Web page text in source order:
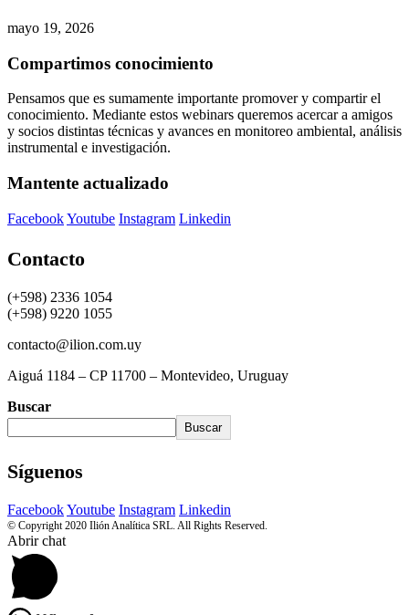
mayo 19, 2026
Compartimos conocimiento
Pensamos que es sumamente importante promover y compartir el
conocimiento. Mediante estos webinars queremos acercar a amigos
y socios distintas técnicas y avances en monitoreo ambiental, análisis
instrumental e investigación.
Mantente actualizado
FacebookYoutube Instagram Linkedin
Contacto
(+598) 2336 1054
(+598) 9220 1055
contacto@ilion.com.uy
Aiguá 1184 – CP 11700 – Montevideo, Uruguay
Buscar
Buscar
Síguenos
FacebookYoutube Instagram Linkedin
© Copyright 2020 Ilión Analítica SRL. All Rights Reserved.
Abrir chat